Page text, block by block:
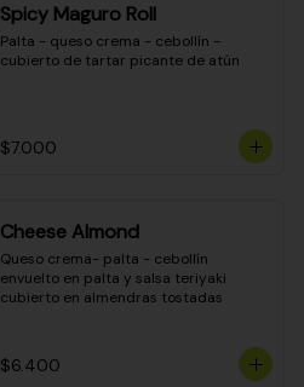
Spicy Maguro Roll
Palta - queso crema - cebollín -
cubierto de tartar picante de atún
$7.000
Cheese Almond
Queso crema- palta - cebollín
envuelto en palta y salsa teriyaki
cubierto en almendras tostadas
$6.400